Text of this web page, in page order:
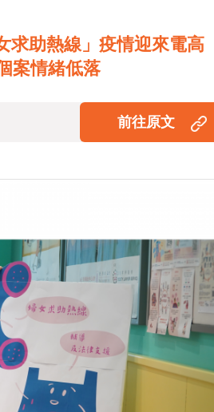
求助熱線」疫情迎來電高
案情緒低落
前往原文